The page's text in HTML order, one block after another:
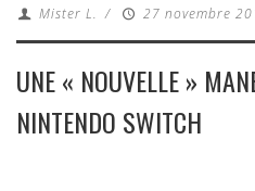
Mister L. / 27 novembre
UNE « NOUVELLE »
NINTENDO SWITCH